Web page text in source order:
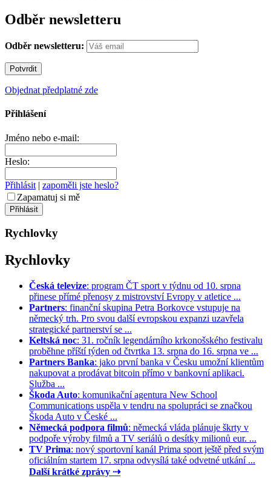
Odběr newsletteru
Odběr newsletteru:
Objednat předplatné zde
Přihlášení
Jméno nebo e-mail:
Heslo:
Přihlásit | zapoměli jste heslo?
Zapamatuj si mě
Rychlovky
Rychlovky
Česká televize: program ČT sport v týdnu od 10. srpna
přinese přímé přenosy z mistrovství Evropy v atletice ...
Partners: finanční skupina Petra Borkovce vstupuje na
německý trh. Pro svou další evropskou expanzi uzavřela
strategické partnerství se ...
Keltská noc: 31. ročník legendárního krkonošského festivalu
proběhne příští týden od čtvrtka 13. srpna do 16. srpna ve ...
Partners Banka: jako první banka v Česku umožní klientům
nakupovat a prodávat bitcoin přímo v bankovní aplikaci.
Služba ...
Škoda Auto: komunikační agentura New School
Communications uspěla v tendru na spolupráci se značkou
Škoda Auto v České ...
Německá podpora filmů: německá vláda plánuje škrty v
podpoře výroby filmů a TV seriálů o desítky milionů eur. ...
TV Prima: nový sportovní kanál Prima sport ještě před svým
oficiálním startem 17. srpna odvysílá také odvetné utkání ...
Další krátké zprávy ⇢